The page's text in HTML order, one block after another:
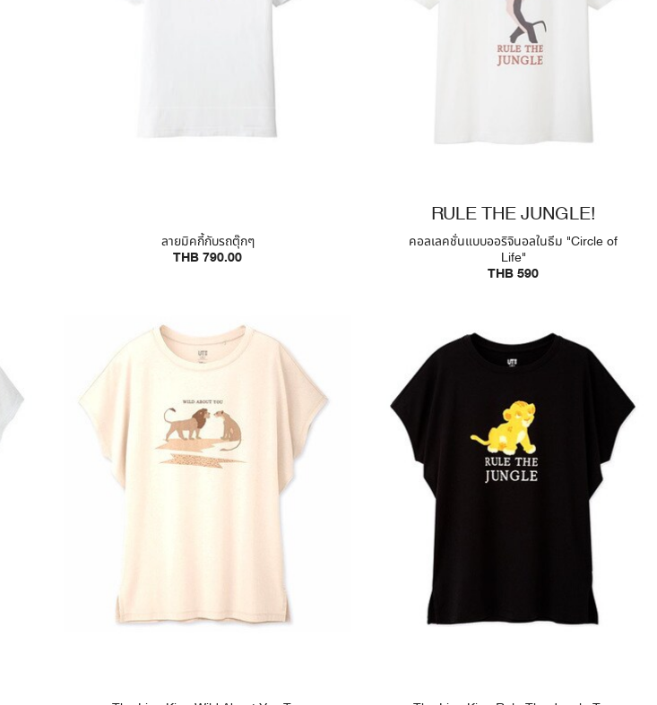
ลายมิคกี้กับรถตุ๊กๆ
THB 790.00
RULE THE JUNGLE!
คอลเลคชั่นแบบออริจินอลในธีม "Circle of
Life"
THB 590